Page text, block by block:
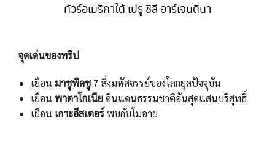
ทัวร์อเมริกาใต้ เปรู ชิลี อาร์เจนตินา
จุดเด่นของทริป
เยือน มาชูพิคชู 7 สิ่งมหัศจรรย์ของโลกยุคปัจจุบัน
เยือน พาตาโกเนียดินแดนธรรมชาติอันสุดแสนบริสุทธิ์
เยือน เกาะอีสเตอร์พบกับโมอาย